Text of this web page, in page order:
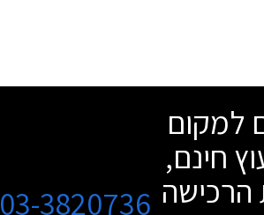
למקום
חינם,
הרכישה 03-3820736